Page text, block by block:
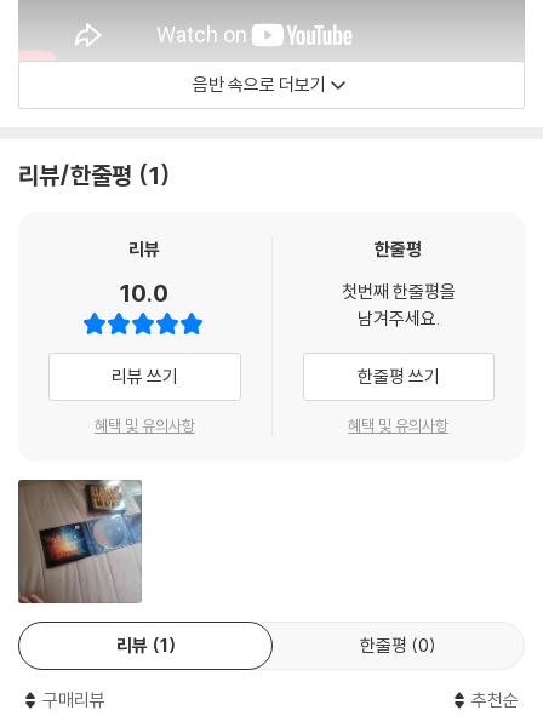
음반 속으로 더보기
리뷰/한줄평 1
리뷰
10.0
리뷰 쓰기
혜택 및 유의사항
한줄평
첫번째 한줄평을
남겨주세요.
한줄평 쓰기
혜택 및 유의사항
리뷰 1 한줄평 0
구매리뷰 추천순